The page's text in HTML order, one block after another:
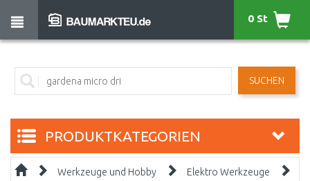
SUCHEN
0 St
PRODUKTKATEGORIEN
Werkzeuge und Hobby
Elektro Werkzeuge